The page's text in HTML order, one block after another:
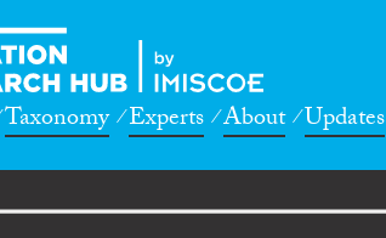
Taxonomy Experts About Updates